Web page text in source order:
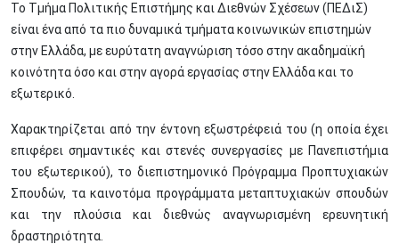
To Τμήμα Πολιτικής Επιστήμης και Διεθνών Σχέσεων (ΠΕΔιΣ)
είναι ένα από τα πιο δυναμικά τμήματα κοινωνικών επιστημών
στην Ελλάδα, με ευρύτατη αναγνώριση τόσο στην ακαδημαϊκή
κοινότητα όσο και στην αγορά εργασίας στην Ελλάδα και το
εξωτερικό.
Χαρακτηρίζεται από την έντονη εξωστρέφειά του (η οποία έχει
επιφέρει σημαντικές και στενές συνεργασίες με Πανεπιστήμια
του εξωτερικού), το διεπιστημονικό Πρόγραμμα Προπτυχιακών
Σπουδών, τα καινοτόμα προγράμματα μεταπτυχιακών σπουδών
και την πλούσια και διεθνώς αναγνωρισμένη ερευνητική
δραστηριότητα.